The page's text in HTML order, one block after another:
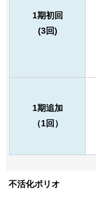
1期初回
(3回)
1期追加
（1回）
不活化ポリオ